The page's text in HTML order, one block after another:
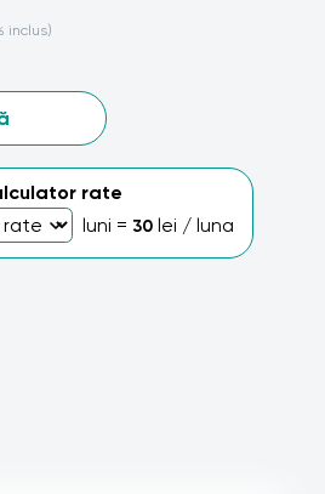
inclus)
rate
luni = 30 lei / luna